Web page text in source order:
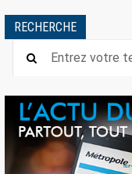
RECHERCHE